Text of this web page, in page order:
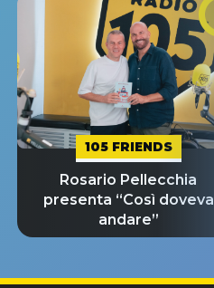
105 FRIENDS
Rosario Pellecchia
presenta “Così doveva
andare”